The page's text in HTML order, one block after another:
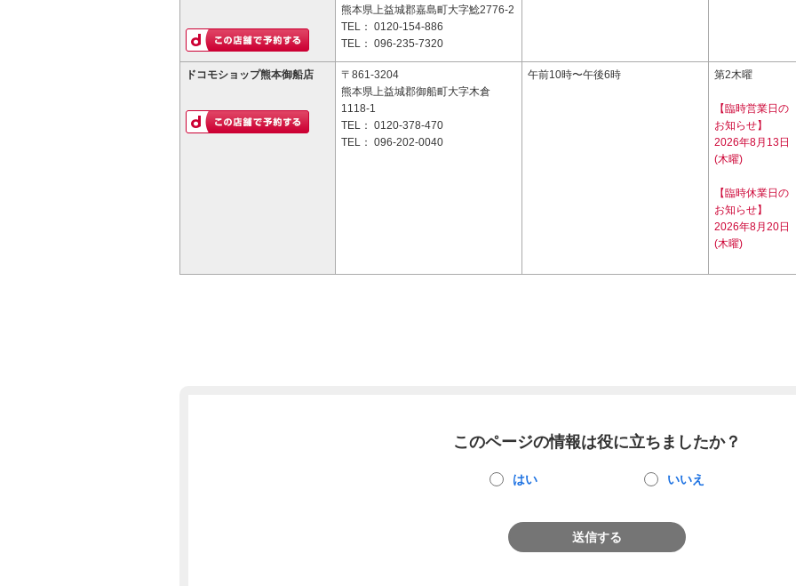
熊本県上益城郡嘉島町大字鯰2776-2
TEL： 0120-154-886
TEL： 096-235-7320
ドコモショップ熊本御船店
〒861-3204
熊本県上益城郡御船町大字木倉
1118-1
TEL： 0120-378-470
TEL： 096-202-0040
午前10時〜午後6時 第2木曜
【臨時営業日の
お知らせ】
2026年8月13日
(木曜)
【臨時休業日の
お知らせ】
2026年8月20日
(木曜)
このページの情報は役に立ちましたか？
はい いいえ
送信する